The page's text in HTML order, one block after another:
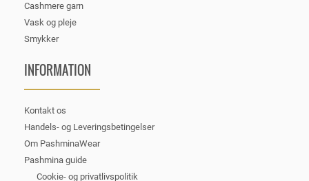
Cashmere garn
Vask og pleje
Smykker
INFORMATION
Kontakt os
Handels- og Leveringsbetingelser
Om PashminaWear
Pashmina guide
Cookie- og privatlivspolitik